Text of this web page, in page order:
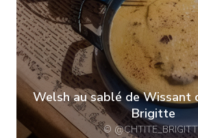
Welsh au sablé de Wissant
Brigitte
©